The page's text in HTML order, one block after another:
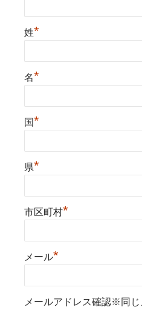
姓*
名*
国*
県*
市区町村*
メール*
メールアドレス確認※同じ